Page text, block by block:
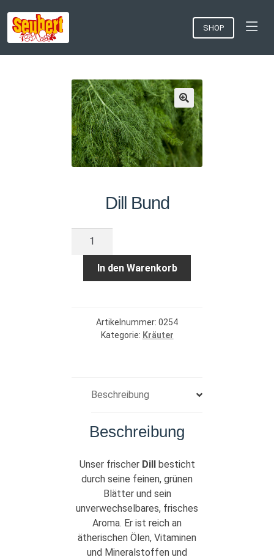
SHOP
Dill Bund
MengeIn den Warenkorb
Artikelnummer: 0254
Kategorie: Kräuter
Beschreibung
Beschreibung
Unser frischer Dill
besticht
durch seine feinen, grünen
Blätter und sein
unverwechselbares, frisches
Aroma. Er ist reich an
ätherischen Ölen, Vitaminen
und Mineralstoffen und